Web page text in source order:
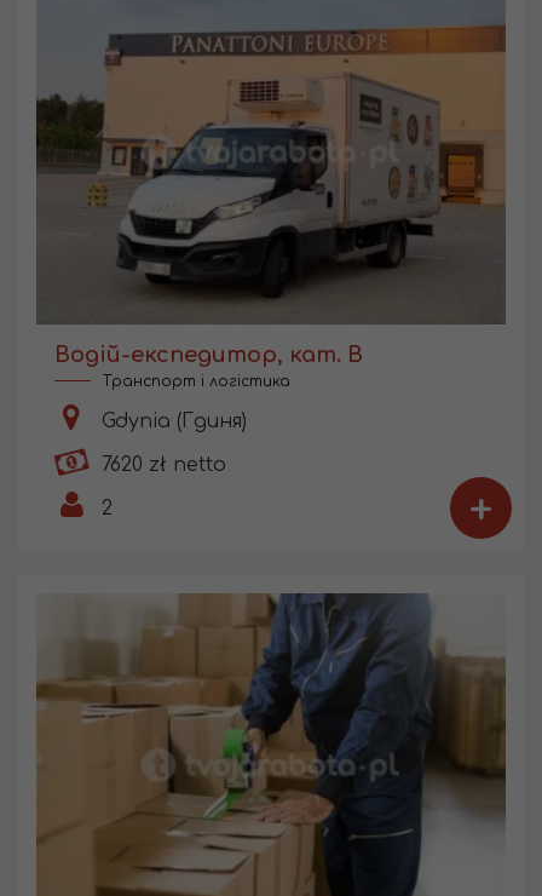
Водій-експедитор, кат. В
Транспорт і логістика
Gdynia (Гдиня)
7620 zł netto
2
+